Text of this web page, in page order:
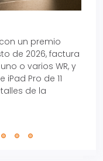
un premio
de 2026, factura
o varios WR, y
Pro de 11
de la